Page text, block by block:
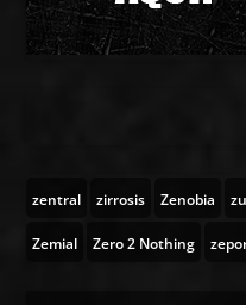
zentral zirrosis Zenobia
Zemial Zero 2 Nothing